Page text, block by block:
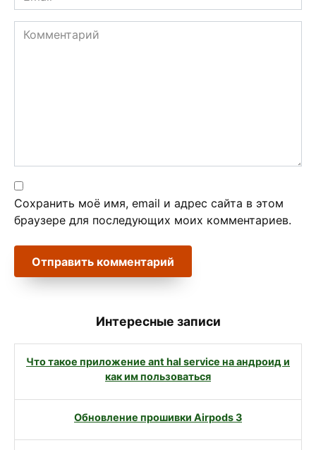
*
Комментарий
Сохранить моё имя, email и адрес сайта в этом
браузере для последующих моих комментариев.
Интересные записи
Что такое приложение ant hal service на андроид и
как им пользоваться
Обновление прошивки Airpods 3